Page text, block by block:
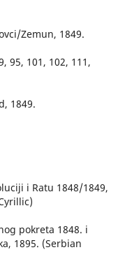
Zemun, 1849.
95, 101, 102, 111,
1849.
i Ratu 1848/1849,
pokreta 1848. i
1895. (Serbian